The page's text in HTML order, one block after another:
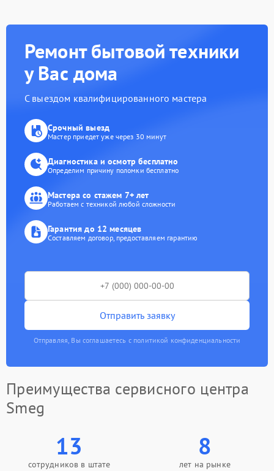
Ремонт бытовой техники
у Вас дома
С выездом квалифицированного мастера
Срочный выезд
Мастер приедет уже через 30 минут
Диагностика и осмотр бесплатно
Определим причину поломки бесплатно
Мастера со стажем 7+ лет
Работаем с техникой любой сложности
Гарантия до 12 месяцев
Составляем договор, предоставляем гарантию
Отправить заявку
Отправляя, Вы соглашаетесь с политикой конфиденциальности
Преимущества сервисного центра
Smeg
13
сотрудников в штате
8
лет на рынке